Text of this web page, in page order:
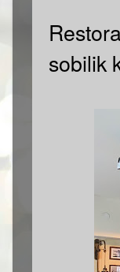
sobilik